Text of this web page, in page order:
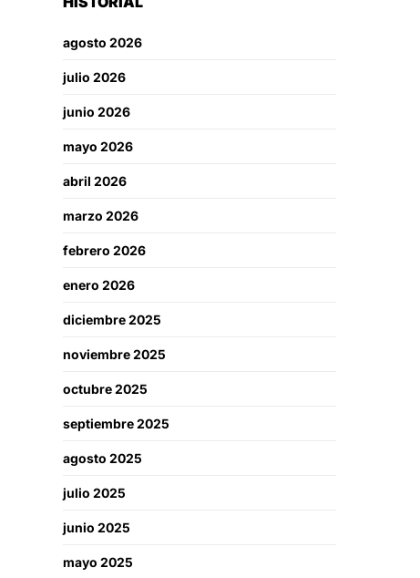
agosto 2026
julio 2026
junio 2026
mayo 2026
abril 2026
marzo 2026
febrero 2026
enero 2026
diciembre 2025
noviembre 2025
octubre 2025
septiembre 2025
agosto 2025
julio 2025
junio 2025
mayo 2025